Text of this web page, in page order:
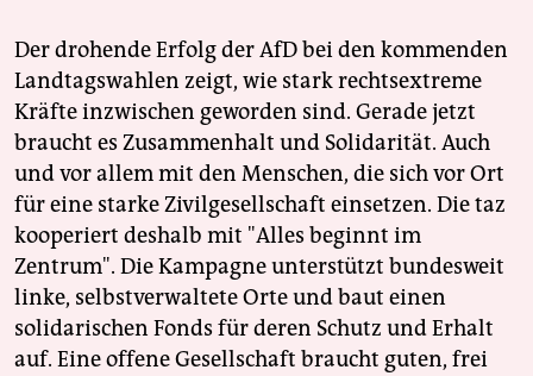
Der drohende Erfolg der AfD bei den kommenden
Landtagswahlen zeigt, wie stark rechtsextreme
Kräfte inzwischen geworden sind. Gerade jetzt
braucht es Zusammenhalt und Solidarität. Auch
und vor allem mit den Menschen, die sich vor Ort
für eine starke Zivilgesellschaft einsetzen. Die taz
kooperiert deshalb mit "Alles beginnt im
Zentrum". Die Kampagne unterstützt bundesweit
linke, selbstverwaltete Orte und baut einen
solidarischen Fonds für deren Schutz und Erhalt
auf. Eine offene Gesellschaft braucht guten, frei